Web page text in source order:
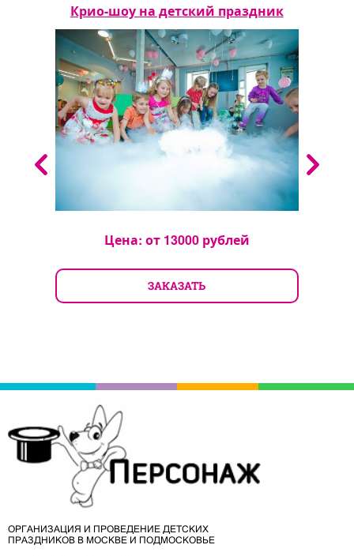
Крио-шоу на детский праздник
Цена: от 13000рублей
ЗАКАЗАТЬ
ОРГАНИЗАЦИЯ И ПРОВЕДЕНИЕ ДЕТСКИХ
ПРАЗДНИКОВ В МОСКВЕ И ПОДМОСКОВЬЕ